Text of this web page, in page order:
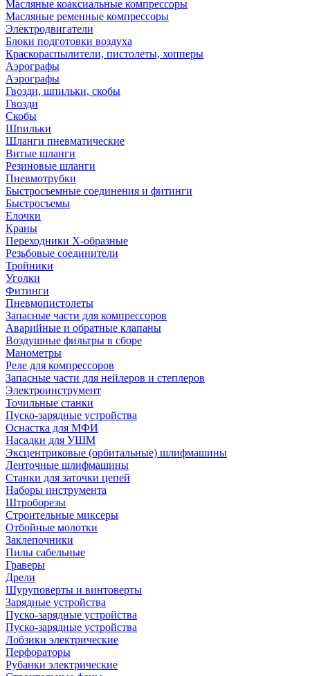
Масляные коаксиальные компрессоры
Масляные ременные компрессоры
Электродвигатели
Блоки подготовки воздуха
Краскораспылители, пистолеты, хопперы
Аэрографы
Аэрографы
Гвозди, шпильки, скобы
Гвозди
Скобы
Шпильки
Шланги пневматические
Витые шланги
Резиновые шланги
Пневмотрубки
Быстросъемные соединения и фитинги
Быстросъемы
Елочки
Краны
Переходники Х-образные
Резьбовые соединители
Тройники
Уголки
Фитинги
Пневмопистолеты
Запасные части для компрессоров
Аварийные и обратные клапаны
Воздушные фильтры в сборе
Манометры
Реле для компрессоров
Запасные части для нейлеров и степлеров
Электроинструмент
Точильные станки
Пуско-зарядные устройства
Оснастка для МФИ
Насадки для УШМ
Эксцентриковые (орбитальные) шлифмашины
Ленточные шлифмашины
Станки для заточки цепей
Наборы инструмента
Штроборезы
Строительные миксеры
Отбойные молотки
Заклепочники
Пилы сабельные
Граверы
Дрели
Шуруповерты и винтоверты
Зарядные устройства
Пуско-зарядные устройства
Пуско-зарядные устройства
Лобзики электрические
Перфораторы
Рубанки электрические